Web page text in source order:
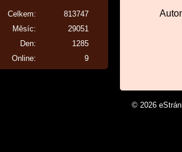
Online: 9
Celkem:
813747
Měsíc:
29051
Den:
1285
© 2026